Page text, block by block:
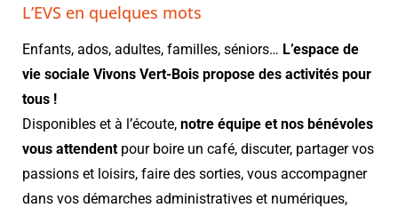
L’EVS en quelques mots
Enfants, ados, adultes, familles, séniors… L’espace de
vie sociale Vivons Vert-Bois propose des activités pour
tous !
Disponibles et à l’écoute, notre équipe et nos bénévoles
vous attendent pour boire un café, discuter, partager vos
passions et loisirs, faire des sorties, vous accompagner
dans vos démarches administratives et numériques,